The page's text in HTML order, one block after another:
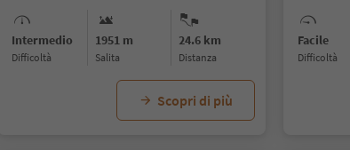
Intermedio
Difficoltà
1951 m
Salita
24.6 km
distanza
Scopri di più
Facile
Difficoltà